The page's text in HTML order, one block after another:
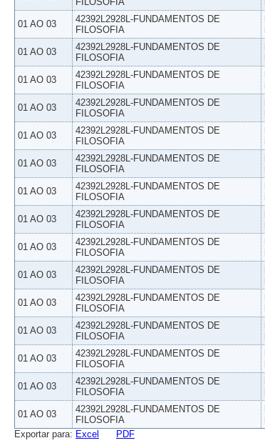
01 AO 03
42392L2928L-FUNDAMENTOS DE
FILOSOFIA
01 AO 03
42392L2928L-FUNDAMENTOS DE
FILOSOFIA
01 AO 03
42392L2928L-FUNDAMENTOS DE
FILOSOFIA
01 AO 03
42392L2928L-FUNDAMENTOS DE
FILOSOFIA
01 AO 03
42392L2928L-FUNDAMENTOS DE
FILOSOFIA
01 AO 03
42392L2928L-FUNDAMENTOS DE
FILOSOFIA
01 AO 03
42392L2928L-FUNDAMENTOS DE
FILOSOFIA
01 AO 03
42392L2928L-FUNDAMENTOS DE
FILOSOFIA
01 AO 03
42392L2928L-FUNDAMENTOS DE
FILOSOFIA
01 AO 03
42392L2928L-FUNDAMENTOS DE
FILOSOFIA
01 AO 03
42392L2928L-FUNDAMENTOS DE
FILOSOFIA
01 AO 03
42392L2928L-FUNDAMENTOS DE
FILOSOFIA
01 AO 03
42392L2928L-FUNDAMENTOS DE
FILOSOFIA
01 AO 03
42392L2928L-FUNDAMENTOS DE
FILOSOFIA
01 AO 03
42392L2928L-FUNDAMENTOS DE
FILOSOFIA
Exportar para: Excel PDF